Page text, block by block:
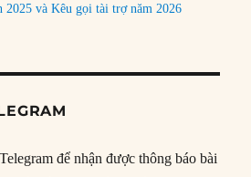
2025 và Kêu gọi tài trợ năm 2026
để nhận được thông báo bài